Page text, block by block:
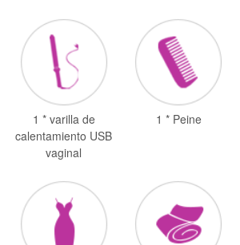
1 * varilla de
calentamiento USB
vaginal
1 * Peine